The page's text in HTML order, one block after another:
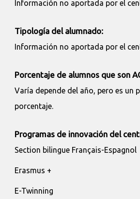
Información no aportada por el
Tipología del alumnado:
Información no aportada por el
Porcentaje de alumnos que son
Varía depende del año, pero es un
porcentaje.
Programas de innovación del
Section bilingue Français-Espagnol
Erasmus +
E-Twinning